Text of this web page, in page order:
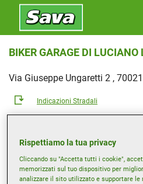
BIKER GARAGE DI LUCIANO
Via Giuseppe Ungaretti 2 ,
Indicazioni Stradali
Orari d'apertura
Rispettiamo la tua privacy
Cliccando su "Accetta tutti i cookie",
memorizzati sul tuo dispositivo per
analizzare il sito utilizzato e supportare